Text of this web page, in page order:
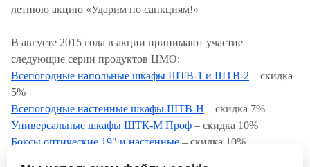
летнюю акцию «Ударим по санкциям!»
В августе 2015 года в акции принимают участие
следующие серии продуктов ЦМО:
Всепогодные напольные шкафы ШТВ-1 и ШТВ-2 – скидка
5%
Всепогодные настенные шкафы ШТВ-Н – скидка 7%
Универсальные шкафы ШТК-М Проф – скидка 10%
Боксы оптические 19" и настенные – скидка 10%